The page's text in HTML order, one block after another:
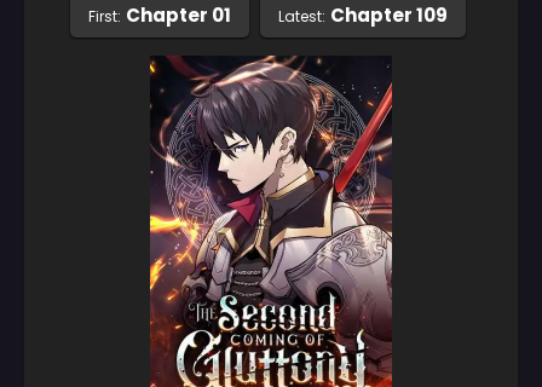
First: Chapter 01 Latest: Chapter 109